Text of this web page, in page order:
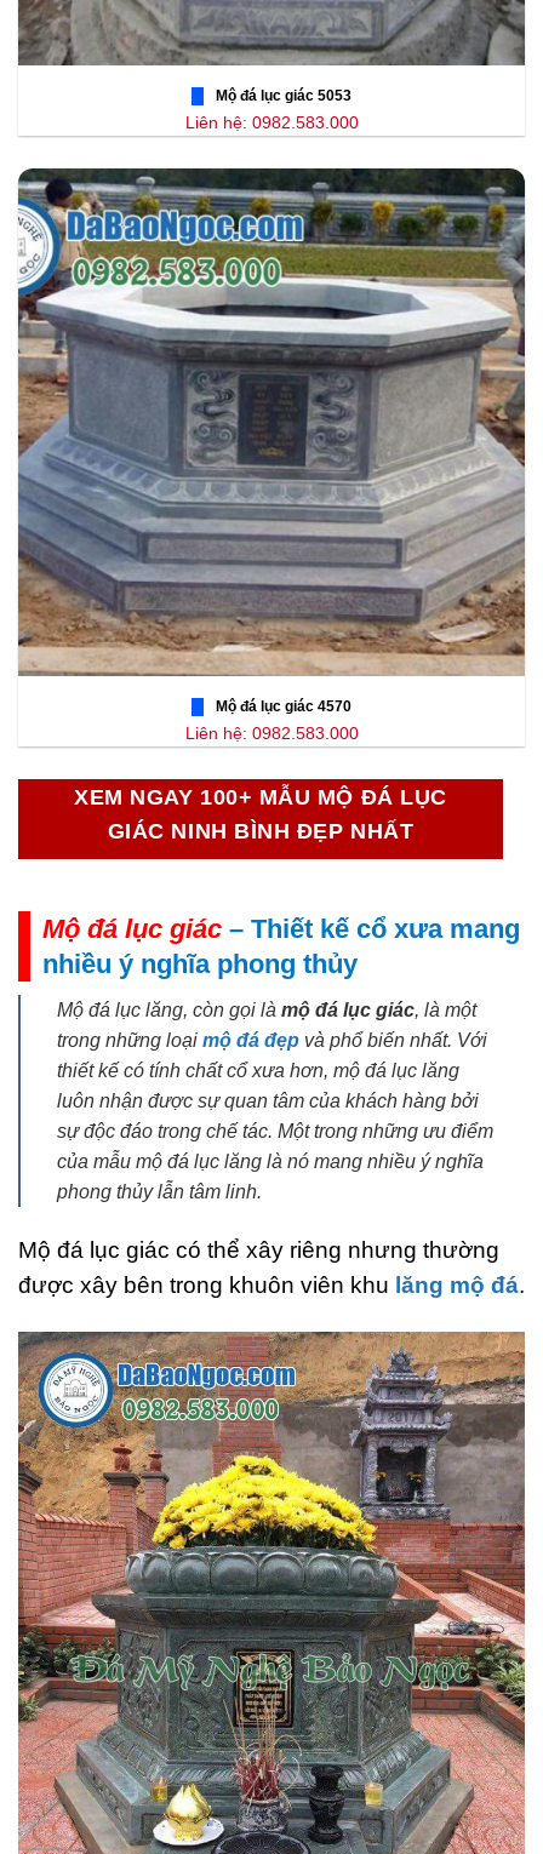
Mộ đá lục giác 5053
Liên hệ: 0982.583.000
Mộ đá lục giác 4570
Liên hệ: 0982.583.000
XEM NGAY 100+ MẪU MỘ ĐÁ LỤC
GIÁC NINH BÌNH ĐẸP NHẤT
Mộ đá lục giác – Thiết kế cổ xưa mang
nhiều ý nghĩa phong thủy
Mộ đá lục lăng, còn gọi là mộ đá lục giác, là một
trong những loại mộ đá đẹp và phổ biến nhất. Với
thiết kế có tính chất cổ xưa hơn, mộ đá lục lăng
luôn nhận được sự quan tâm của khách hàng bởi
sự độc đáo trong chế tác. Một trong những ưu điểm
của mẫu mộ đá lục lăng là nó mang nhiều ý nghĩa
phong thủy lẫn tâm linh.
Mộ đá lục giác có thể xây riêng nhưng thường
được xây bên trong khuôn viên khu lăng mộ đá.